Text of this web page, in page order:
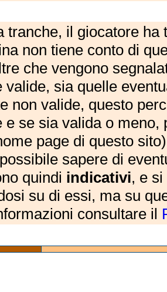
tranche, il giocatore
non tiene conto di
che vengono
valide, sia quelle
non valide, questo
e se sia valida o
page di questo
sapere di
quindi indicativi, e
su di essi, ma su
consultare il